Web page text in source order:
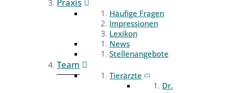
Häufige Fragen
Impressionen
Lexikon
News
Stellenangebote
Team
Tierärzte
Dr.